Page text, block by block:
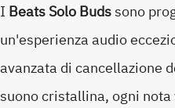
IBeats Solo Budssono
un'esperienza audio
avanzata di cancellazione
suono cristallina, ogni